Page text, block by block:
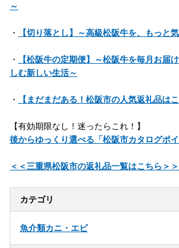
～
・ 【切り落とし】～高級松阪牛を、もっと
・
【松阪牛の定期便】～松阪牛を毎月お届
しむ新しい生活～
・ 【まだまだある！松阪市の人気返礼品はこ
【有効期限なし！迷ったらこれ！】
後からゆっくり選べる「松阪市カタログポイ
＜＜三重県松阪市の返礼品一覧はこちら＞＞
カテゴリ
魚介類カニ・エビ